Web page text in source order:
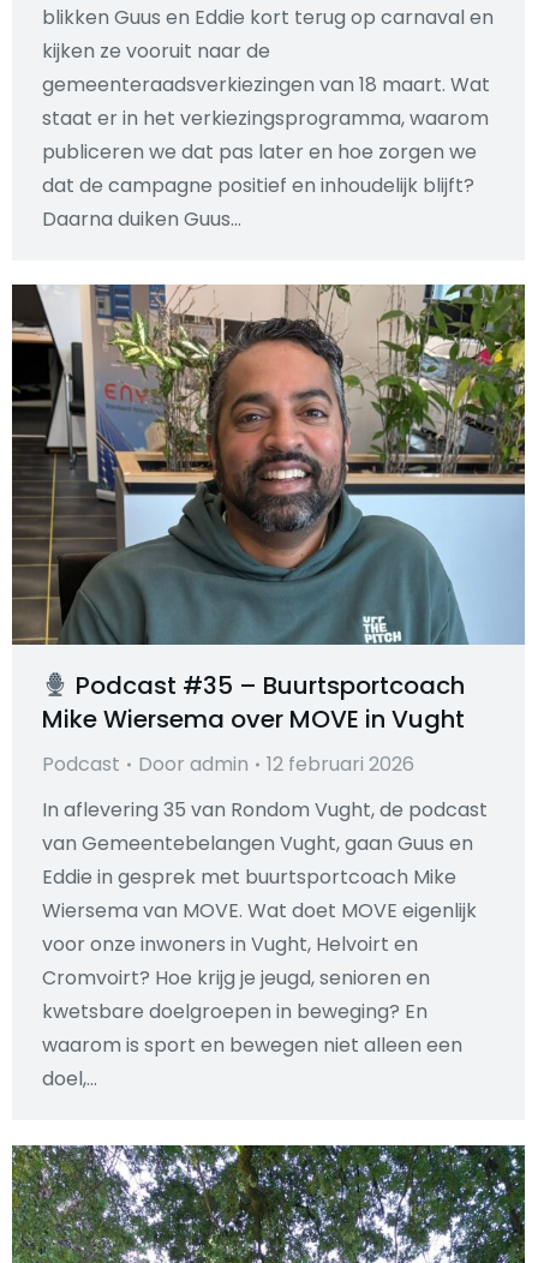
blikken Guus en Eddie kort terug op carnaval en
kijken ze vooruit naar de
gemeenteraadsverkiezingen van 18 maart. Wat
staat er in het verkiezingsprogramma, waarom
publiceren we dat pas later en hoe zorgen we
dat de campagne positief en inhoudelijk blijft?
Daarna duiken Guus…
Podcast #35 – Buurtsportcoach
Mike Wiersema over MOVE in Vught
Podcast Door admin
12 februari 2026
In aflevering 35 van Rondom Vught, de podcast
van Gemeentebelangen Vught, gaan Guus en
Eddie in gesprek met buurtsportcoach Mike
Wiersema van MOVE. Wat doet MOVE eigenlijk
voor onze inwoners in Vught, Helvoirt en
Cromvoirt? Hoe krijg je jeugd, senioren en
kwetsbare doelgroepen in beweging? En
waarom is sport en bewegen niet alleen een
doel,…